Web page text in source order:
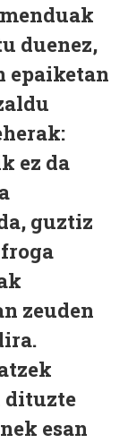
duenez,
epaiketan
ez da
guztiz
zeuden
dituzte
esan